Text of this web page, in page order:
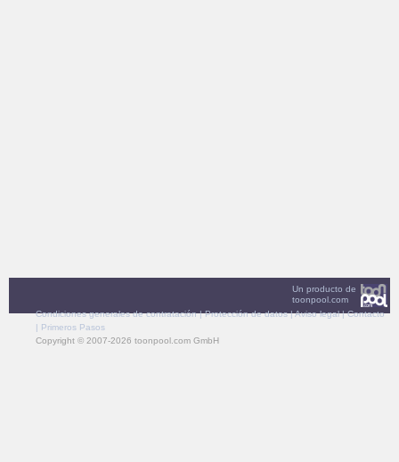
Un producto de
toonpool.com
Condiciones generales de contratación|Protección de datos|Aviso legal|Contacto
| Primeros Pasos
Copyright © 2007-2026 toonpool.com GmbH